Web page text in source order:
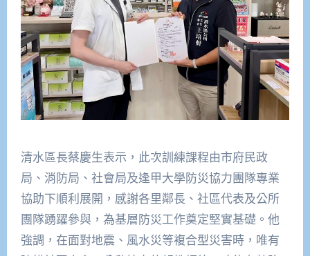
清水區長蔡慶生表示，此次訓練課程由市府民政
局、消防局、社會局及逢甲大學防災協力團隊專業
協助下順利展開，感謝各里鄰長、社區代表及公所
團隊踴躍參與，為基層防災工作奠定堅實基礎。他
強調，在面對地震、風水災等複合型災害時，唯有